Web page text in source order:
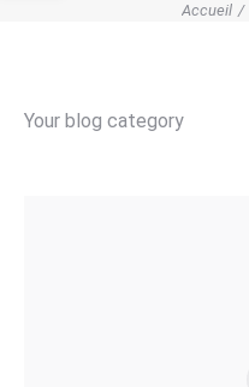
Accueil
Your blog category